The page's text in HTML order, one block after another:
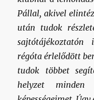
Pállal, akivel
után tudok
régóta érlelődött
tudok többet
helyzet minden